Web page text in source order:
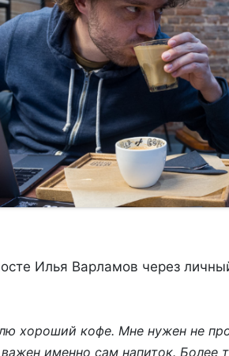
Илья Варламов через
хороший кофе. Мне нужен не
именно сам напиток. Более